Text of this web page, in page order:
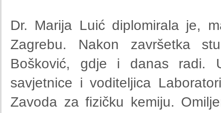
Dr. Marija Luić diplomirala je,
Zagrebu. Nakon završetka
Bošković, gdje i danas radi.
savjetnice i voditeljica
Zavoda za fizičku kemiju.